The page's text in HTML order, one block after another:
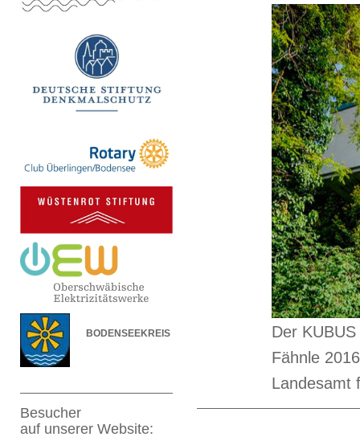
Der
Fähnle
Landesamt
BODENSEEKREIS
Besucher
auf unserer Website: